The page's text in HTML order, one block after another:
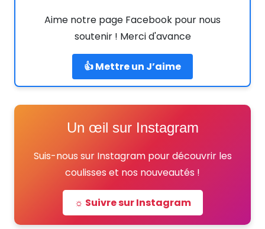
Aime notre page Facebook pour nous
soutenir ! Merci d'avance
👍 Mettre un J’aime
Un œil sur Instagram
Suis-nous sur Instagram pour découvrir les
coulisses et nos nouveautés !
☼ Suivre sur Instagram